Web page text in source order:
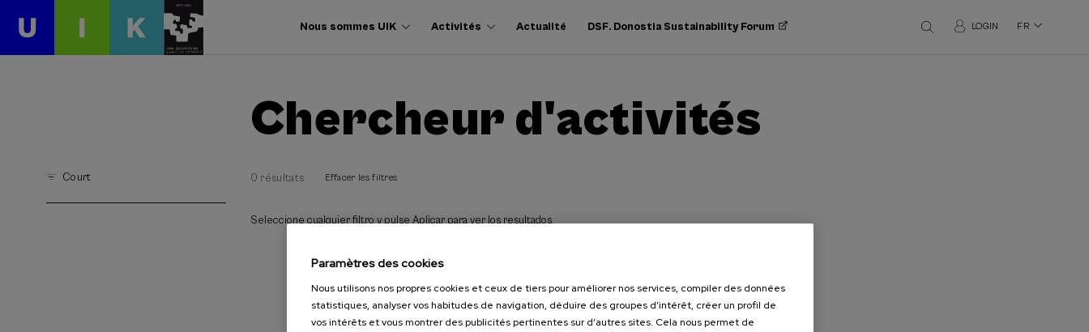
Nous sommes UIK Activités Actualité DSF. Donostia Sustainability Forum LOGIN FR
Chercheur d'activités
Court 0 résultats Effacer les filtres
Seleccione cualquier filtro y pulse Aplicar para ver los resultados
Paramètres des cookies
Nous utilisons nos propres cookies et ceux de tiers pour améliorer nos services, compiler des données
statistiques, analyser vos habitudes de navigation, déduire des groupes d’intérêt, créer un profil de
vos intérêts et vous montrer des publicités pertinentes sur d’autres sites. Cela nous permet de